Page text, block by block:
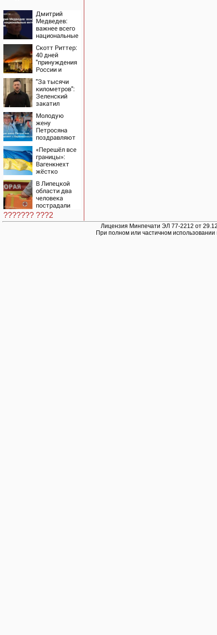
Дмитрий
Медведев:
важнее всего
национальные
России
Скотт Риттер:
40 дней
"принуждения
России и
приблизили
крах режима
Зеленского
"За тысячи
километров":
Зеленский
закатил
Западу после
ночного удара
Молодую
жену
Петросяна
поздравляют
беременностью
«Перешёл все
границы»:
Вагенкнехт
жёстко
послу
Украины
В Липецкой
области два
человека
пострадали
после падения
БПЛА
??????? ???2
Лицензия Минпечати ЭЛ 77-2212 от
При полном или частичном